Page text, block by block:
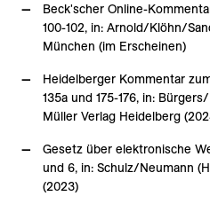
Beck'scher Online-
100-102, in: Arnold/Klöhn/
München (im Erscheinen)
Heidelberger Kommentar
135a und 175-176, in:
Müller Verlag Heidelberg
Gesetz über elektronische
und 6, in: Schulz/Neumann
(2023)